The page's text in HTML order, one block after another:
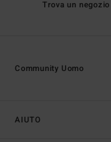
Trova un negozio
AIUTO
Community Uomo